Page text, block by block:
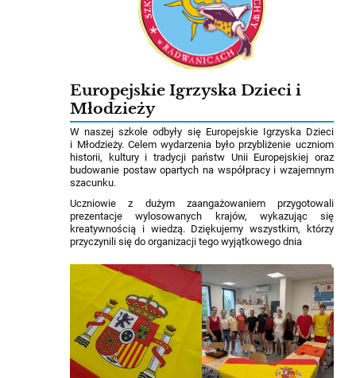
Europejskie Igrzyska Dzieci i
Młodzieży
W naszej szkole odbyły się Europejskie Igrzyska Dzieci
i Młodzieży. Celem wydarzenia było przybliżenie uczniom
historii, kultury i tradycji państw Unii Europejskiej oraz
budowanie postaw opartych na współpracy i wzajemnym
szacunku.
Uczniowie z dużym zaangażowaniem przygotowali
prezentacje wylosowanych krajów, wykazując się
kreatywnością i wiedzą. Dziękujemy wszystkim, którzy
przyczynili się do organizacji tego wyjątkowego dnia